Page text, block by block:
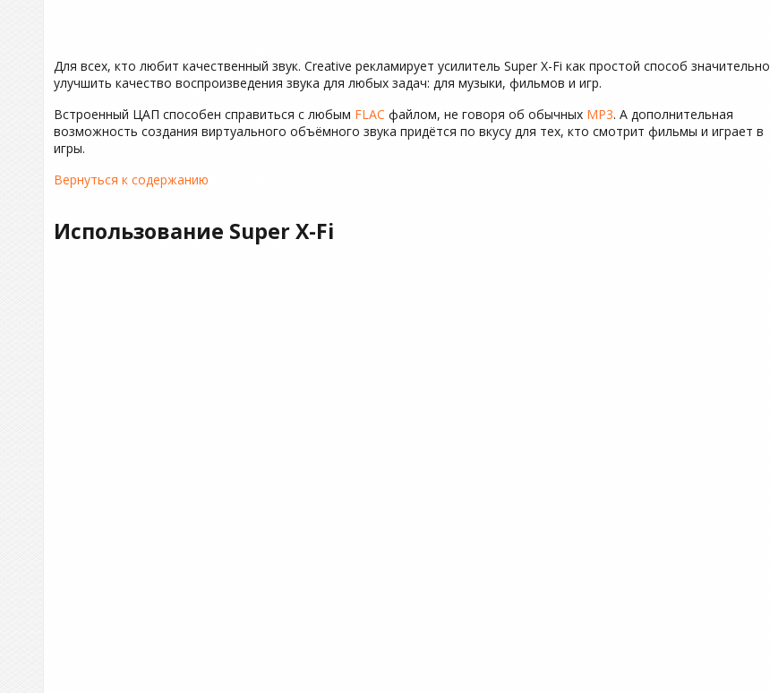
Для всех, кто любит качественный звук. Creative рекламирует усилитель Super X-Fi как простой способ значительно
улучшить качество воспроизведения звука для любых задач: для музыки, фильмов и игр.
Встроенный ЦАП способен справиться с любым FLAC файлом, не говоря об обычных MP3. А дополнительная
возможность создания виртуального объёмного звука придётся по вкусу для тех, кто смотрит фильмы и играет в
игры.
Вернуться к содержанию
Использование Super X-Fi